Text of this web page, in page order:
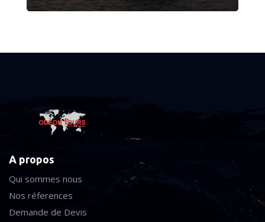
A propos
Qui sommes nous
Nos réferences
Demande de Devis